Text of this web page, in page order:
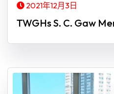
2021年12月3日
TWGHs S. C. Gaw